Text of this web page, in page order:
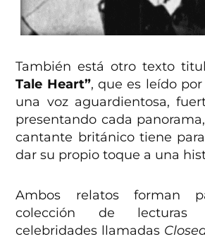
También está otro texto
Tale Heart”, que es leído por
una voz aguardientosa,
presentando cada
cantante británico tiene
dar su propio toque a una
Ambos relatos forman
colección de lecturas
celebridades llamadas